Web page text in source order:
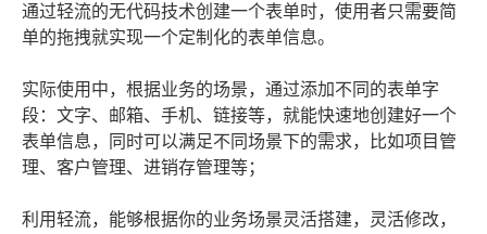
通过轻流的无代码技术创建一个表单时，使用者只需要简
单的拖拽就实现一个定制化的表单信息。
实际使用中，根据业务的场景，通过添加不同的表单字
段：文字、邮箱、手机、链接等，就能快速地创建好一个
表单信息，同时可以满足不同场景下的需求，比如项目管
理、客户管理、进销存管理等；
利用轻流，能够根据你的业务场景灵活搭建，灵活修改，